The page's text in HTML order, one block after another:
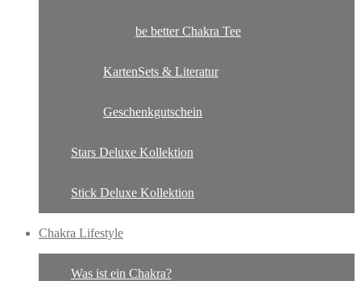
be better Chakra Tee
KartenSets & Literatur
Geschenkgutschein
Stars Deluxe Kollektion
Stick Deluxe Kollektion
Chakra Lifestyle
Was ist ein Chakra?